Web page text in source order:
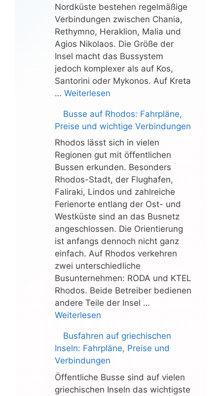
Nordküste bestehen regelmäßige
Verbindungen zwischen Chania,
Rethymno, Heraklion, Malia und
Agios Nikolaos. Die Größe der
Insel macht das Bussystem
jedoch komplexer als auf Kos,
Santorini oder Mykonos. Auf Kreta
… Weiterlesen
Busse auf Rhodos: Fahrpläne,
Preise und wichtige Verbindungen
Rhodos lässt sich in vielen
Regionen gut mit öffentlichen
Bussen erkunden. Besonders
Rhodos-Stadt, der Flughafen,
Faliraki, Lindos und zahlreiche
Ferienorte entlang der Ost- und
Westküste sind an das Busnetz
angeschlossen. Die Orientierung
ist anfangs dennoch nicht ganz
einfach. Auf Rhodos verkehren
zwei unterschiedliche
Busunternehmen: RODA und KTEL
Rhodos. Beide Betreiber bedienen
andere Teile der Insel …
Weiterlesen
Busfahren auf griechischen
Inseln: Fahrpläne, Preise und
Verbindungen
Öffentliche Busse sind auf vielen
griechischen Inseln das wichtigste